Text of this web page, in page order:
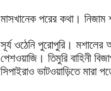
মাসখানেক পরের কথা।
সূর্য ওঠেনি পুরোপুরি।
পেশওয়াজি। তিমুরি বাহিনী
সিপাইরাও ভাটওয়াড়িতে